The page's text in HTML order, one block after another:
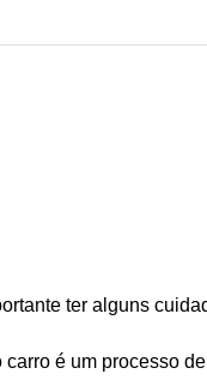
ter alguns
é um processo